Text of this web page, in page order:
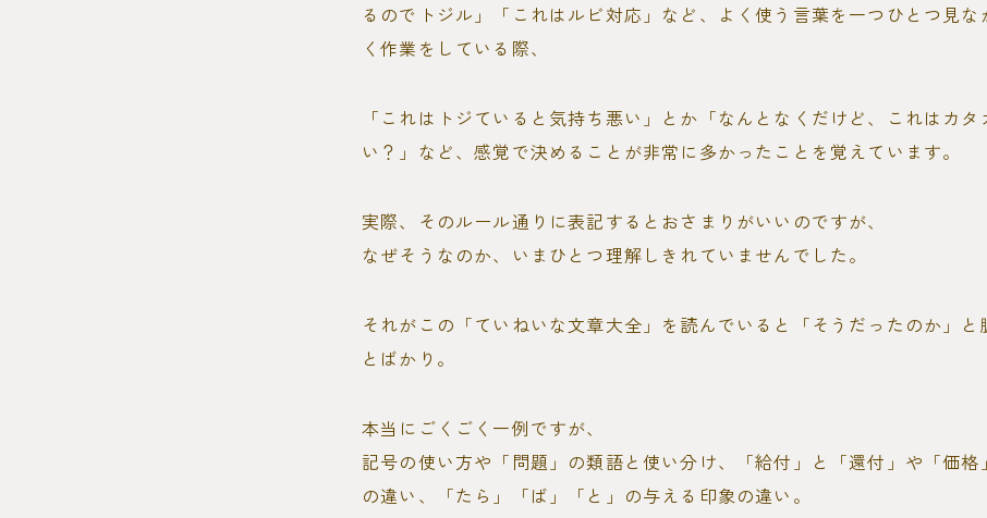
るのでトジル」「これはルビ対応」など、よく使う言葉を一つひとつ見な
く作業をしている際、
「これはトジていると気持ち悪い」とか「なんとなくだけど、これはカタ
い？」など、感覚で決めることが非常に多かったことを覚えています。
実際、そのルール通りに表記するとおさまりがいいのですが、
なぜそうなのか、いまひとつ理解しきれていませんでした。
それがこの「ていねいな文章大全」を読んでいると「そうだったのか」と
とばかり。
本当にごくごく一例ですが、
記号の使い方や「問題」の類語と使い分け、「給付」と「還付」や「価格
の違い、「たら」「ば」「と」の与える印象の違い。